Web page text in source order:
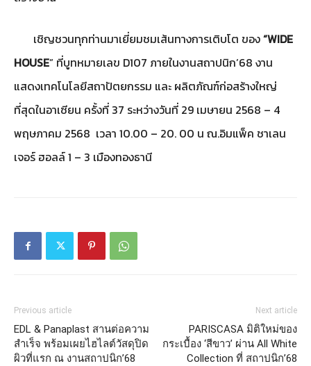
เชิญชวนทุกท่านมาเยี่ยมชมเส้นทางการเติบโต ของ“WIDE
HOUSE” ที่บูทหมายเลข D107 ภายในงานสถาปนิก’68 งาน
แสดงเทคโนโลยีสถาปัตยกรรม และ ผลิตภัณฑ์ก่อสร้างใหญ่
ที่สุดในอาเซียน ครั้งที่ 37 ระหว่างวันที่ 29 เมษายน 2568 – 4
พฤษภาคม 2568 เวลา 10.00 – 20. 00 น ณ.อิมแพ็ค ชาเลน
เจอร์ ฮอลล์ 1 – 3 เมืองทองธานี
Previous article
EDL & Panaplast สานต่อความ
สำเร็จ พร้อมเผยไฮไลต์วัสดุปิด
ผิวที่แรก ณ งานสถาปนิก’68
Next article
PARISCASA มิติใหม่ของ
กระเบื้อง ‘สีขาว’ ผ่าน All White
Collection ที่ สถาปนิก’68